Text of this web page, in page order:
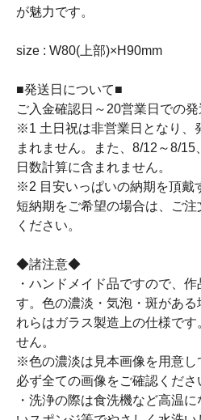
が魅力です。
size : W80(上部)×H90mm
■発送日について■
ご入金確認日～20営業日での発
※1 土日祝は非営業日となり、
まれません。また、8/12～8/15
日数計算に含まれません。
※2 目安いっぱいの納期を頂戴
短納期をご希望の場合は、ご
ください。
◆諸注意◆
・ハンドメイド品ですので、
す。色の濃淡・気泡・斑があ
れらはガラス製造上の仕様です
せん。
※色の濃淡は見本画像を用意し
必ず全ての画像をご確認くださ
・洗浄の際は食洗機など高温